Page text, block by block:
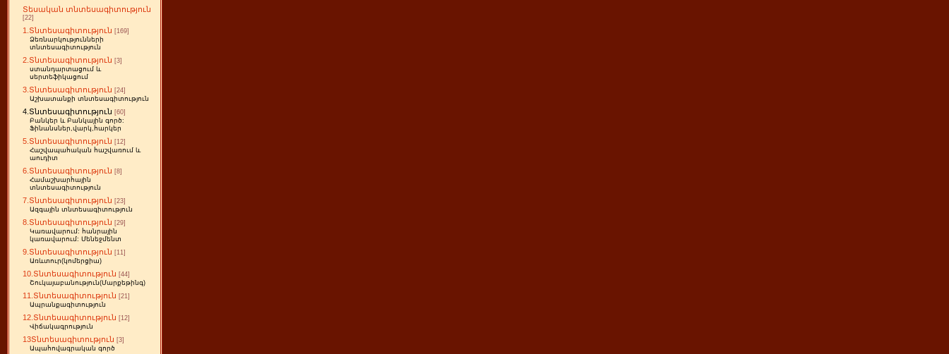
Տեսական տնտեսագիտություն
[22]
1.Տնտեսագիտություն [169]
Ձեռնարկությունների
տնտեսագիտություն
2.Տնտեսագիտություն [3]
ստանդարտացում և
սերտեֆիկացում
3.Տնտեսագիտություն [24]
Աշխատանքի տնտեսագիտություն
4.Տնտեսագիտություն [60]
Բանկեր և Բանկային գործ:
Ֆինանսներ,վարկ,հարկեր
5.Տնտեսագիտություն [12]
Հաշվապահական հաշվառում և
աուդիտ
6.Տնտեսագիտություն [8]
Համաշխարհային
տնտեսագիտություն
7.Տնտեսագիտություն [23]
Ազգային տնտեսագիտություն
8.Տնտեսագիտություն [29]
Կառավարում: հանրային
կառավարում: Մենեջմենտ
9.Տնտեսագիտություն [11]
Առևտուր(կոմերցիա)
10.Տնտեսագիտություն [44]
Շուկայաբանություն(Մարքեթինգ)
11.Տնտեսագիտություն [21]
Ապրանքագիտություն
12.Տնտեսագիտություն [12]
Վիճակագրություն
13Տնտեսագիտություն [3]
Ապահովագրական գործ